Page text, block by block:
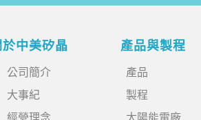
於中美矽晶
公司簡介
大事紀
經營理念
產品與製程
產品
製程
太陽能電廠